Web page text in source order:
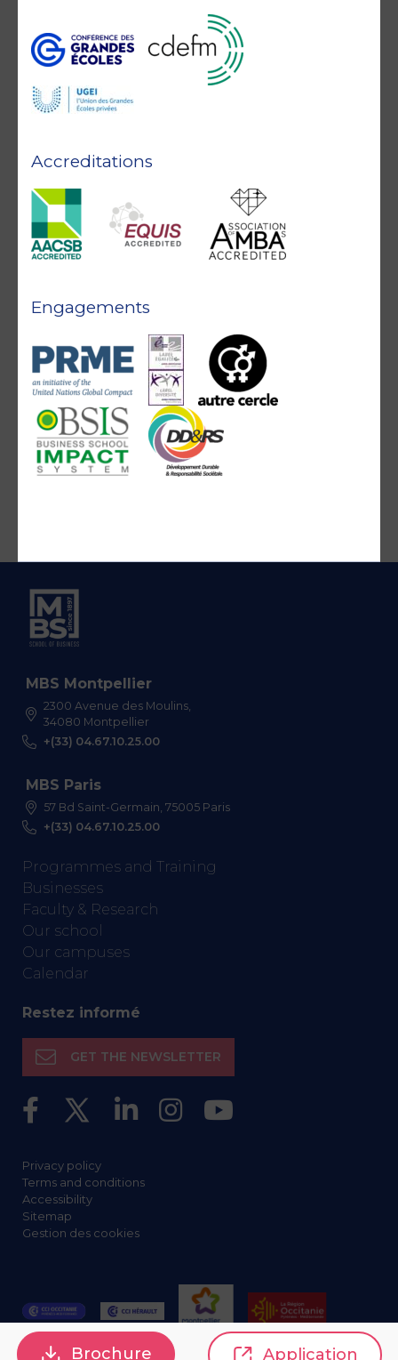
Accreditations
Engagements
MBS Montpellier
2300 Avenue des Moulins,
34080 Montpellier
+(33) 04.67.10.25.00
MBS Paris
57 Bd Saint-Germain, 75005 Paris
+(33) 04.67.10.25.00
Programmes and Training
Businesses
Faculty & Research
Our school
Our campuses
Calendar
Restez informé
GET THE NEWSLETTER
Privacy policy
Terms and conditions
Accessibility
Sitemap
Gestion des cookies
Brochure Application